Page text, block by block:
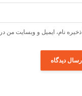
ذخیره نام، ایمیل و وبسایت من